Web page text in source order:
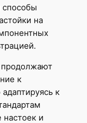
способы
на
продолжают
к
к
и